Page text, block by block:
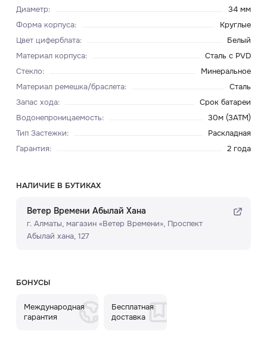
Диаметр:
34 мм
Форма корпуса:
Круглые
Цвет циферблата:
Белый
Материал корпуса:
Сталь с PVD
Стекло:
Минеральное
Материал ремешка/браслета:
Сталь
Запас хода:
Срок батареи
Водонепроницаемость:
30м (3ATM)
Тип Застежки:
Раскладная
Гарантия: 2 года
НАЛИЧИЕ В БУТИКАХ
Ветер Времени Абылай Хана
г. Алматы, ​магазин «Ветер Времени»​, Проспект
Абылай хана, 127
БОНУСЫ
Международная
гарантия
Бесплатная
доставка